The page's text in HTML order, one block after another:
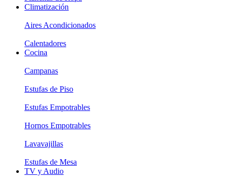
Climatización
Aires Acondicionados
Calentadores
Cocina
Campanas
Estufas de Piso
Estufas Empotrables
Hornos Empotrables
Lavavajillas
Estufas de Mesa
TV y Audio